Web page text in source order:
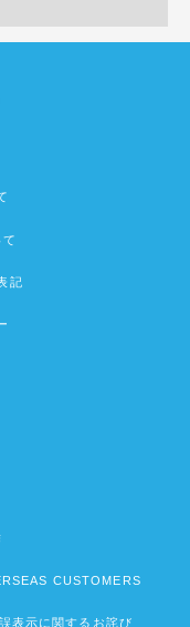
記
CUSTOMERS
表示に関するお詫び